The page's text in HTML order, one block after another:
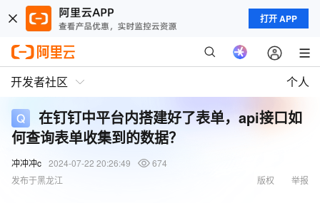
打开 APP
开发者社区 个人
在钉钉中平台内搭建好了表单，api接口如
何查询表单收集到的数据？
冲冲冲c 2024-07-22 20:26:49
674
发布于黑龙江
举报
版权